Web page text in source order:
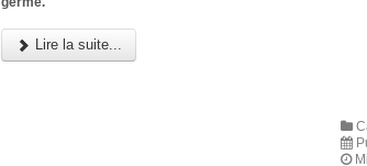
Lire la suite...